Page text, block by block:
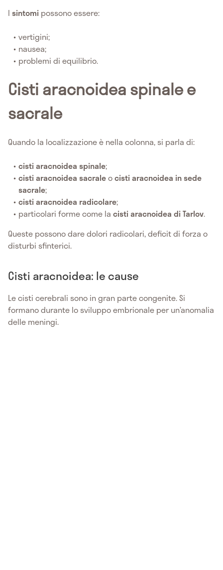
I sintomi possono essere:
vertigini;
nausea;
problemi di equilibrio.
Cisti aracnoidea spinale e
sacrale
Quando la localizzazione è nella colonna, si parla di:
cisti aracnoidea spinale;
cisti aracnoidea sacraleocisti aracnoidea in sede
sacrale;
cisti aracnoidea radicolare;
particolari forme come lacisti aracnoidea di Tarlov.
Queste possono dare dolori radicolari, deficit di forza o
disturbi sfinterici.
Cisti aracnoidea: le cause
Le cisti cerebrali sono in gran parte congenite. Si
formano durante lo sviluppo embrionale per un’anomalia
delle meningi.